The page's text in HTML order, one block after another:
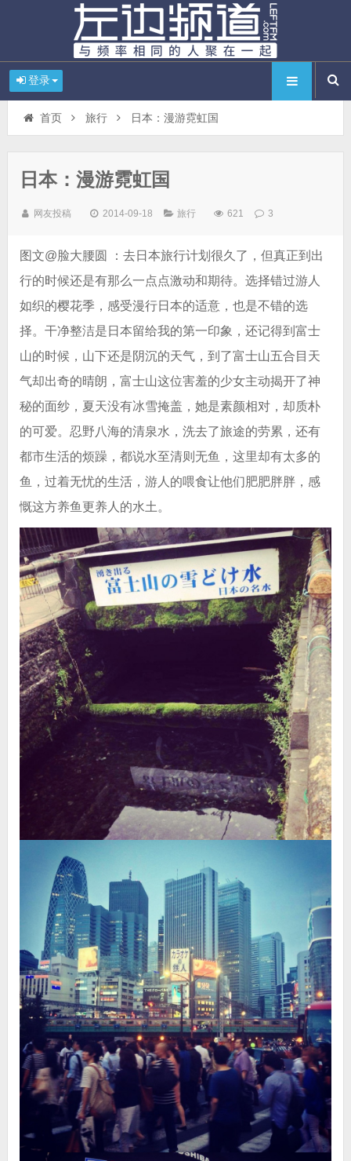
登录
首页 旅行 日本：漫游霓虹国
日本：漫游霓虹国
网友投稿 2014-09-18 旅行 621 3
图文@脸大腰圆 ：去日本旅行计划很久了，但真正到出
行的时候还是有那么一点点激动和期待。选择错过游人
如织的樱花季，感受漫行日本的适意，也是不错的选
择。干净整洁是日本留给我的第一印象，还记得到富士
山的时候，山下还是阴沉的天气，到了富士山五合目天
气却出奇的晴朗，富士山这位害羞的少女主动揭开了神
秘的面纱，夏天没有冰雪掩盖，她是素颜相对，却质朴
的可爱。忍野八海的清泉水，洗去了旅途的劳累，还有
都市生活的烦躁，都说水至清则无鱼，这里却有太多的
鱼，过着无忧的生活，游人的喂食让他们肥肥胖胖，感
慨这方养鱼更养人的水土。